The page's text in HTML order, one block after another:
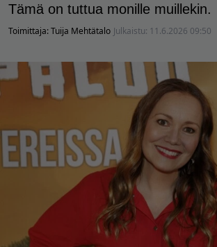
Tämä on tuttua monille muillekin.
Toimittaja:Tuija Mehtätalo Julkaistu: 11.6.2026 09:50